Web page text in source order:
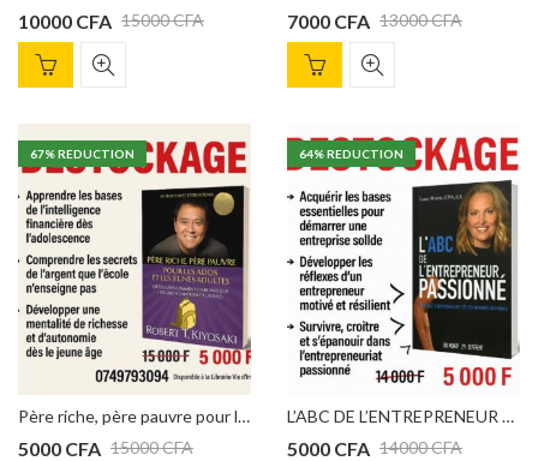
15000CFA
10000 CFA
13000CFA
7000 CFA
67% REDUCTION
Père riche, père pauvre pour les ados et les jeunes adultes: Les secrets à propos de l’argent qui ne sont pas enseignés à l’école
15000CFA
5000 CFA
64% REDUCTION
L’ABC DE L’ENTREPRENEUR PASSIONNÉ, Luce Morin
14000CFA
5000 CFA